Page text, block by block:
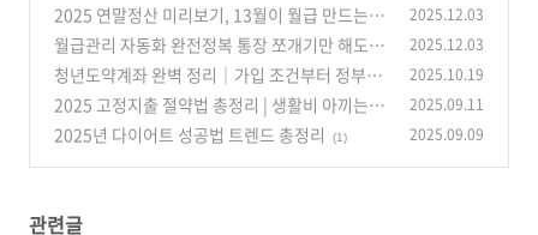
2025 연말정산 미리보기, 13월이 월급 만드는 1
2월의 필승전략
(0)
2025.12.03
월급관리 자동화 완전정복 통장 쪼개기만 해도 돈
이 모인다
(0)
2025.12.03
청년도약계좌 완벽 정리｜가입 조건부터 정부지
원 금액, 신청방법까지 한눈에
(0)
2025.10.19
2025 고정지출 절약법 총정리 | 생활비 아끼는 실
천 가이드
(0)
2025.09.11
2025년 다이어트 성공법 트렌드 총정리 (1) 2025.09.09
관련글